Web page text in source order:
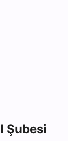
Şubesi